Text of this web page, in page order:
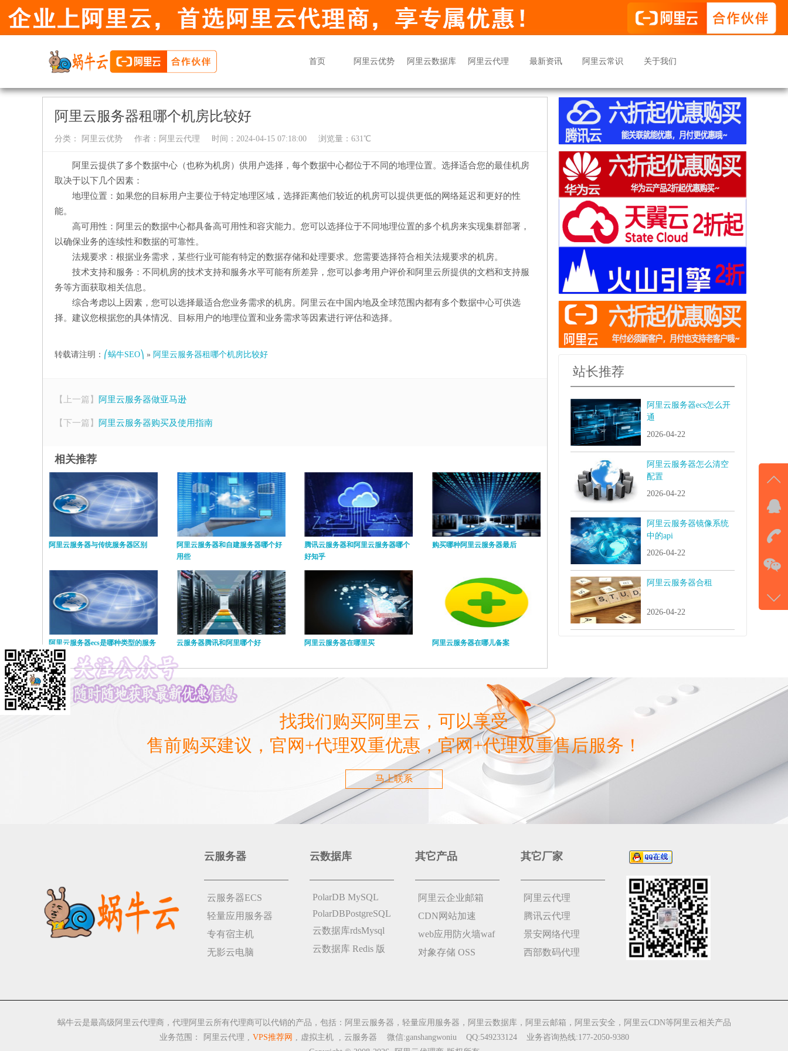
首页 阿里云优势 阿里云数据库 阿里云代理 最新资讯 阿里云常识 关于我们
阿里云服务器租哪个机房比较好
分类： 阿里云优势 作者： 阿里云代理 时间：2024-04-15 07:18:00 浏览量：631℃
阿里云提供了多个数据中心（也称为机房）供用户选择，每个数据中心都位于不同的地理位置。选择适合您的最佳机房
取决于以下几个因素：
地理位置：如果您的目标用户主要位于特定地理区域，选择距离他们较近的机房可以提供更低的网络延迟和更好的性
能。
高可用性：阿里云的数据中心都具备高可用性和容灾能力。您可以选择位于不同地理位置的多个机房来实现集群部署，
以确保业务的连续性和数据的可靠性。
法规要求：根据业务需求，某些行业可能有特定的数据存储和处理要求。您需要选择符合相关法规要求的机房。
技术支持和服务：不同机房的技术支持和服务水平可能有所差异，您可以参考用户评价和阿里云所提供的文档和支持服
务等方面获取相关信息。
综合考虑以上因素，您可以选择最适合您业务需求的机房。阿里云在中国内地及全球范围内都有多个数据中心可供选
择。建议您根据您的具体情况、目标用户的地理位置和业务需求等因素进行评估和选择。
转载请注明： ⎛蜗牛SEO⎞ » 阿里云服务器租哪个机房比较好
【上一篇】 阿里云服务器做亚马逊
【下一篇】 阿里云服务器购买及使用指南
相关推荐
阿里云服务器与传统服务器区别
阿里云服务器和自建服务器哪个好
用些
腾讯云服务器和阿里云服务器哪个
好知乎
购买哪种阿里云服务器最后
阿里云服务器ecs是哪种类型的服务
模式
云服务器腾讯和阿里哪个好 阿里云服务器在哪里买 阿里云服务器在哪儿备案
站长推荐
阿里云服务器ecs怎么开
通
2026-04-22
阿里云服务器怎么清空
配置
2026-04-22
阿里云服务器镜像系统
中的api
2026-04-22
阿里云服务器合租
2026-04-22
找我们购买阿里云，可以享受
售前购买建议，官网+代理双重优惠，官网+代理双重售后服务！
马上联系
云服务器
云服务器ECS
轻量应用服务器
专有宿主机
无影云电脑
云数据库
PolarDB MySQL
PolarDBPostgreSQL
云数据库rdsMysql
云数据库 Redis 版
其它产品
阿里云企业邮箱
CDN网站加速
web应用防火墙waf
对象存储 OSS
其它厂家
阿里云代理
腾讯云代理
景安网络代理
西部数码代理
蜗牛云是最高级阿里云代理商，代理阿里云所有代理商可以代销的产品，包括：阿里云服务器，轻量应用服务器，阿里云数据库，阿里云邮箱，阿里云安全，阿里云CDN等阿里云相关产品
业务范围：
阿里云代理 , VPS推荐网 , 虚拟主机 , 云服务器
微信:ganshangwoniu QQ:549233124 业务咨询热线:177-2050-9380
QQ
击
177-